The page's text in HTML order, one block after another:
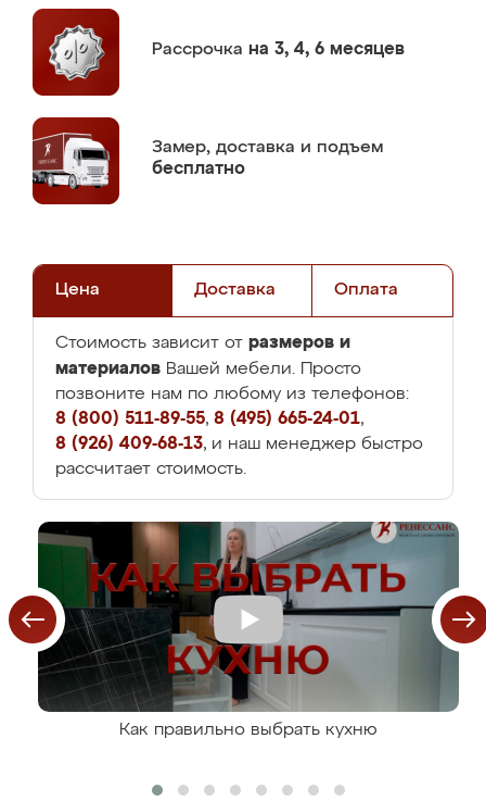
Рассрочка на 3, 4, 6 месяцев
Замер, доставка и подъем
бесплатно
Цена Доставка Оплата
Стоимость зависит от размеров и
материалов Вашей мебели. Просто
позвоните нам по любому из телефонов:
8 (800) 511-89-55, 8 (495) 665-24-01,
8 (926) 409-68-13, и наш менеджер быстро
рассчитает стоимость.
Как правильно выбрать кухню